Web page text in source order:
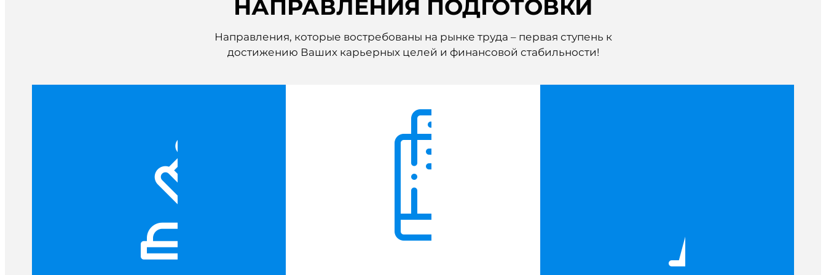
НАПРАВЛЕНИЯ ПОДГОТОВКИ
Направления, которые востребованы на рынке труда – первая ступень к
достижению Ваших карьерных целей и финансовой стабильности!